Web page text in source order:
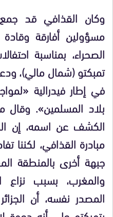
وكان القذافي قد
مسؤولين أفارقة
الصحراء، بمناسبة
تمبكتو (شمال مالي)،
في إطار فيدرالية
بلاد المسلمين».
الكشف عن اسمه، إن
مبادرة القذافي، لكننا
جبهة أخرى بالمنطقة
والمغرب، بسبب نزاع
المصدر نفسه، أن